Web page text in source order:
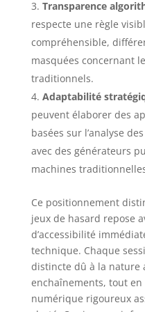
Transparence
respecte une règle
compréhensible,
masquées concernant
traditionnels.
Adaptabilité
peuvent élaborer des
basées sur l’analyse
avec des générateurs
machines
Ce positionnement
jeux de hasard repose
d’accessibilité
technique. Chaque
distincte dû à la nature
enchaînements, tout
numérique rigoureux